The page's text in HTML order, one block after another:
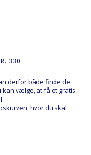
330
derfor både finde de
vælge, at få et gratis
hvor du skal